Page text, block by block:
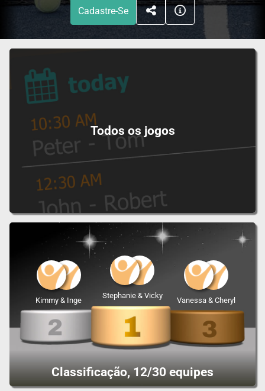
Cadastre-Se
Todos os jogos
Classificação, 12/30 equipes
Stephanie & Vicky
Kimmy & Inge Vanessa & Cheryl